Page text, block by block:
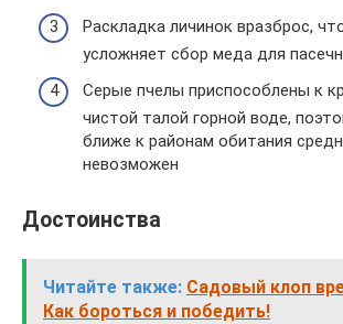
Раскладка личинок вразброс,
усложняет сбор меда для
Серые пчелы приспособлены к
чистой талой горной воде,
ближе к районам обитания
невозможен
Достоинства
Читайте также: Садовый клоп
Как бороться и победить!